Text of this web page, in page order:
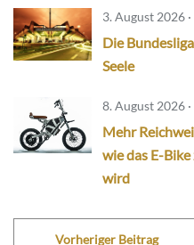
3. August 2026
Die
Seele
8. August 2026
Mehr
wie das E-
wird
Vorheriger Beitrag